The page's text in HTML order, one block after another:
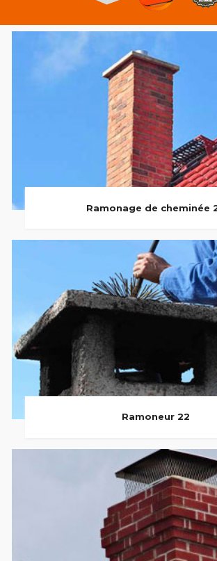
Ramonage de cheminée
Ramoneur 22